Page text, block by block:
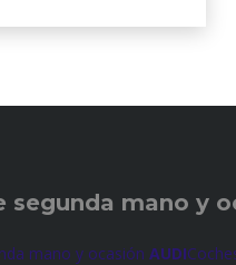
segunda mano y
mano y ocasión AUDI